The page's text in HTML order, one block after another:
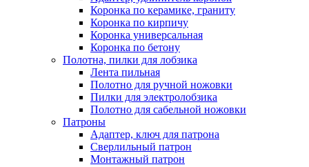
Коронка по керамике, граниту
Коронка по кирпичу
Коронка универсальная
Коронка по бетону
Полотна, пилки для лобзика
Лента пильная
Полотно для ручной ножовки
Пилки для электролобзика
Полотно для сабельной ножовки
Патроны
Адаптер, ключ для патрона
Сверлильный патрон
Монтажный патрон